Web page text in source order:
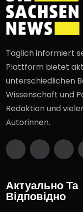
Täglich informiert
Plattform bietet
unterschiedlichen
Wissenschaft und
Redaktion und
Autorinnen.
Актуально Та
Відповідно